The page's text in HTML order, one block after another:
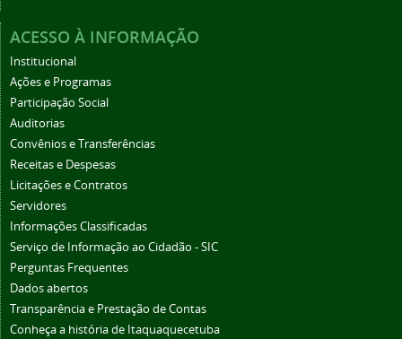
ACESSO À INFORMAÇÃO
Institucional
Ações e Programas
Participação Social
Auditorias
Convênios e Transferências
Receitas e Despesas
Licitações e Contratos
Servidores
Informações Classificadas
Serviço de Informação ao Cidadão - SIC
Perguntas Frequentes
Dados abertos
Transparência e Prestação de Contas
Conheça a história de Itaquaquecetuba